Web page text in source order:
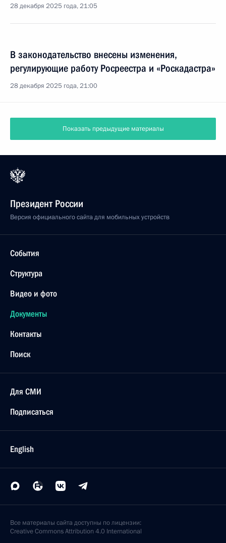
28 декабря 2025 года, 21:05
В законодательство внесены изменения,
регулирующие работу Росреестра и «Роскадастра»
28 декабря 2025 года, 21:00
Показать предыдущие материалы
Президент России
Версия официального сайта для мобильных устройств
События
Структура
Видео и фото
Документы
Контакты
Поиск
Для СМИ
Подписаться
English
Все материалы сайта доступны по лицензии:
Creative Commons Attribution 4.0 International